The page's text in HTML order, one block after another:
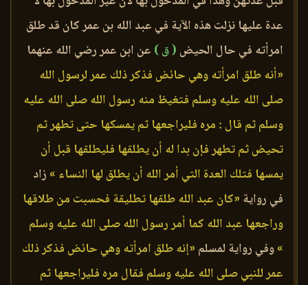
عدة عليها نزلت هذه الآية في عبد الله بن عمر كان قد طلق
امرأته في حال الحيض ( ق ) عن ابن عمر رضي الله عنهما
«أنه طلق امرأته وهي حائض فذكر ذلك عمر لرسول الله
صلى الله عليه وسلم فتغيظ منه رسول الله صلى الله عليه
وسلم ثم قال : مره فليراجعها ثم يمسكها حتى تطهر ثم
تحيض ثم تطهر فإن بدا له أن يطلقها فليطلقها قبل أن
يمسها فتلك العدة التي أمر الله أن يطلق لها النساء » زاد
في رواية «كان عبد الله طلقها تطليقة فحسبت من طلاقها
وراجعها عبد الله كما أمر رسول الله صلى الله عليه وسلم
»وفي رواية لمسلم «إنه طلق امرأته وهي حائض فذكر ذلك
عمر للنبي صلى الله عليه وسلم فقال مره فليراجعها ثم